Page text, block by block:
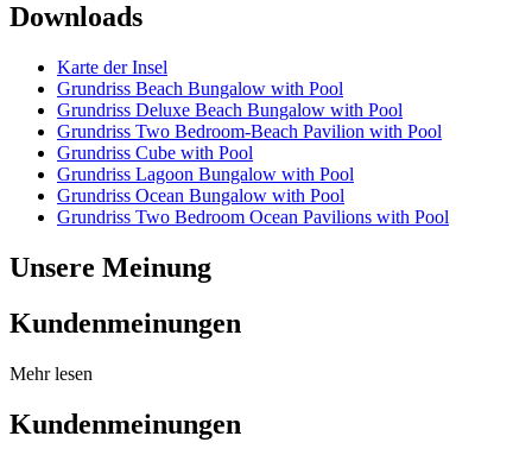
Downloads
Karte der Insel
Grundriss Beach Bungalow with Pool
Grundriss Deluxe Beach Bungalow with Pool
Grundriss Two Bedroom-Beach Pavilion with Pool
Grundriss Cube with Pool
Grundriss Lagoon Bungalow with Pool
Grundriss Ocean Bungalow with Pool
Grundriss Two Bedroom Ocean Pavilions with Pool
Unsere Meinung
Kundenmeinungen
Mehr lesen
Kundenmeinungen